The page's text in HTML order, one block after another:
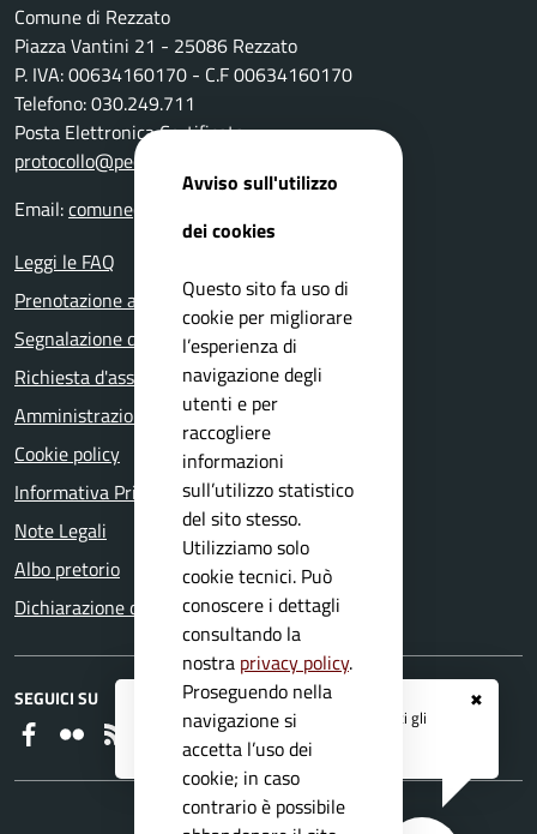
✖
Registrati ai serviziAPP IO
e ricevi tutti gli
aggiornamenti dall'Ente
Comune di Rezzato
Piazza Vantini 21 - 25086 Rezzato
P. IVA: 00634160170 - C.F 00634160170
Telefono: 030.249.711
Posta Elettronica Certificata:
protocollo@pec.comune.rezzato.bs.it
Email:comune@comune.rezzato.bs.it
Leggi le FAQ
Prenotazione appuntamento
Segnalazione disservizio
Richiesta d'assistenza
Amministrazione trasparente
Cookie policy
Informativa Privacy
Note Legali
Albo pretorio
Dichiarazione di accessibilità
SEGUICI SU
Faceboook
Flickr
Avviso sull'utilizzo
dei cookies
Questo sito fa uso di
cookie per migliorare
l’esperienza di
navigazione degli
utenti e per
raccogliere
informazioni
sull’utilizzo statistico
del sito stesso.
Utilizziamo solo
cookie tecnici. Può
conoscere i dettagli
consultando la
nostra privacy policy.
Proseguendo nella
navigazione si
accetta l’uso dei
cookie; in caso
contrario è possibile